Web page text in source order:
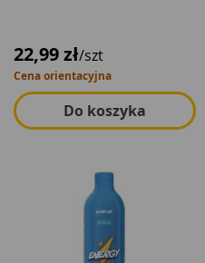
22,99 zł/szt
Cena orientacyjna
Do koszyka